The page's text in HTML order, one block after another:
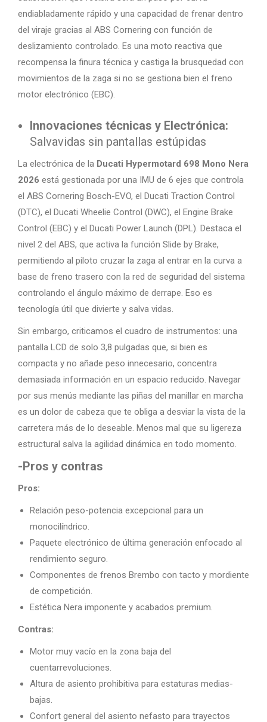
endiabladamente rápido y una capacidad de frenar dentro
del viraje gracias al ABS Cornering con función de
deslizamiento controlado. Es una moto reactiva que
recompensa la finura técnica y castiga la brusquedad con
movimientos de la zaga si no se gestiona bien el freno
motor electrónico (EBC).
Innovaciones técnicas y Electrónica:
Salvavidas sin pantallas estúpidas
La electrónica de la Ducati Hypermotard 698 Mono Nera
2026 está gestionada por una IMU de 6 ejes que controla
el ABS Cornering Bosch-EVO, el Ducati Traction Control
(DTC), el Ducati Wheelie Control (DWC), el Engine Brake
Control (EBC) y el Ducati Power Launch (DPL). Destaca el
nivel 2 del ABS, que activa la función Slide by Brake,
permitiendo al piloto cruzar la zaga al entrar en la curva a
base de freno trasero con la red de seguridad del sistema
controlando el ángulo máximo de derrape. Eso es
tecnología útil que divierte y salva vidas.
Sin embargo, criticamos el cuadro de instrumentos: una
pantalla LCD de solo 3,8 pulgadas que, si bien es
compacta y no añade peso innecesario, concentra
demasiada información en un espacio reducido. Navegar
por sus menús mediante las piñas del manillar en marcha
es un dolor de cabeza que te obliga a desviar la vista de la
carretera más de lo deseable. Menos mal que su ligereza
estructural salva la agilidad dinámica en todo momento.
-Pros y contras
Pros:
Relación peso-potencia excepcional para un
monocilíndrico.
Paquete electrónico de última generación enfocado al
rendimiento seguro.
Componentes de frenos Brembo con tacto y mordiente
de competición.
Estética Nera imponente y acabados premium.
Contras:
Motor muy vacío en la zona baja del
cuentarrevoluciones.
Altura de asiento prohibitiva para estaturas medias-
bajas.
Confort general del asiento nefasto para trayectos